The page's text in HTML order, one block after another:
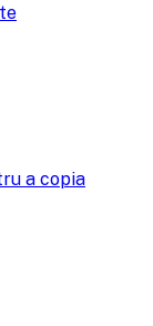
a copia